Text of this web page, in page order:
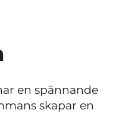
en spännande
skapar en